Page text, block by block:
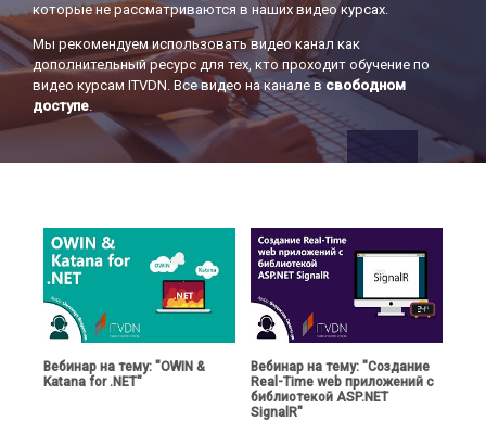
которые не рассматриваются в наших видео курсах.
Мы рекомендуем использовать видео канал как
дополнительный ресурс для тех, кто проходит обучение по
видео курсам ITVDN. Все видео на канале всвободном
доступе.
Вебинар на тему: "OWIN &
Katana for .NET"
Вебинар на тему: "Создание
Real-Time web приложений с
библиотекой ASP.NET
SignalR"